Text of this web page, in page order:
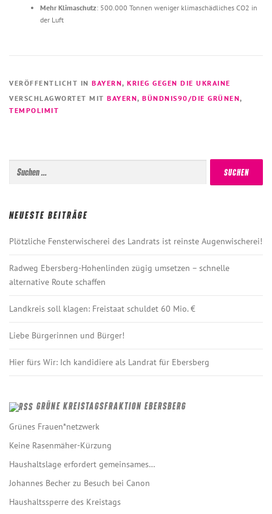
Mehr Klimaschutz: 500.000 Tonnen weniger klimaschädliches CO2 in
der Luft
VERÖFFENTLICHT IN BAYERN, KRIEG GEGEN DIE UKRAINE
VERSCHLAGWORTET MIT BAYERN, BÜNDNIS90/DIE GRÜNEN,
TEMPOLIMIT
nach:
NEUESTE BEITRÄGE
Plötzliche Fensterwischerei des Landrats ist reinste Augenwischerei!
Radweg Ebersberg-Hohenlinden zügig umsetzen – schnelle
alternative Route schaffen
Landkreis soll klagen: Freistaat schuldet 60 Mio. €
Liebe Bürgerinnen und Bürger!
Hier fürs Wir: Ich kandidiere als Landrat für Ebersberg
GRÜNE KREISTAGSFRAKTION EBERSBERG
Grünes Frauen*netzwerk
Keine Rasenmäher-Kürzung
Haushaltslage erfordert gemeinsames…
Johannes Becher zu Besuch bei Canon
Haushaltssperre des Kreistags